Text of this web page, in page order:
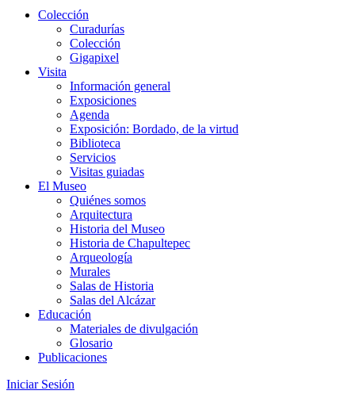
Colección
Curadurías
Colección
Gigapixel
Visita
Información general
Exposiciones
Agenda
Exposición: Bordado, de la virtud
Biblioteca
Servicios
Visitas guiadas
El Museo
Quiénes somos
Arquitectura
Historia del Museo
Historia de Chapultepec
Arqueología
Murales
Salas de Historia
Salas del Alcázar
Educación
Materiales de divulgación
Glosario
Publicaciones
Iniciar Sesión